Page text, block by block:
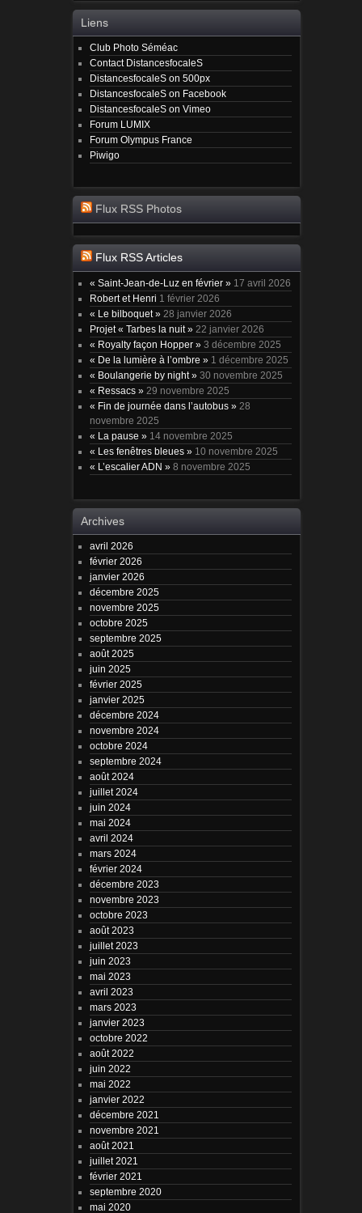
Liens
Club Photo Séméac
Contact DistancesfocaleS
DistancesfocaleS on 500px
DistancesfocaleS on Facebook
DistancesfocaleS on Vimeo
Forum LUMIX
Forum Olympus France
Piwigo
Flux RSS Photos
Flux RSS Articles
« Saint-Jean-de-Luz en février » 17 avril 2026
Robert et Henri 1 février 2026
« Le bilboquet » 28 janvier 2026
Projet « Tarbes la nuit » 22 janvier 2026
« Royalty façon Hopper » 3 décembre 2025
« De la lumière à l’ombre » 1 décembre 2025
« Boulangerie by night » 30 novembre 2025
« Ressacs » 29 novembre 2025
« Fin de journée dans l’autobus » 28
novembre 2025
« La pause » 14 novembre 2025
« Les fenêtres bleues » 10 novembre 2025
« L’escalier ADN » 8 novembre 2025
Archives
avril 2026
février 2026
janvier 2026
décembre 2025
novembre 2025
octobre 2025
septembre 2025
août 2025
juin 2025
février 2025
janvier 2025
décembre 2024
novembre 2024
octobre 2024
septembre 2024
août 2024
juillet 2024
juin 2024
mai 2024
avril 2024
mars 2024
février 2024
décembre 2023
novembre 2023
octobre 2023
août 2023
juillet 2023
juin 2023
mai 2023
avril 2023
mars 2023
janvier 2023
octobre 2022
août 2022
juin 2022
mai 2022
janvier 2022
décembre 2021
novembre 2021
août 2021
juillet 2021
février 2021
septembre 2020
mai 2020